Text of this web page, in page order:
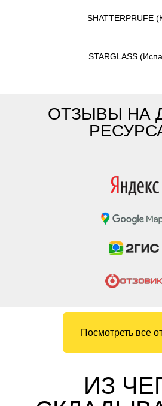
SHATTERPRUFE
STARGLASS
ОТЗЫВЫ НА
Посмотреть все
ИЗ